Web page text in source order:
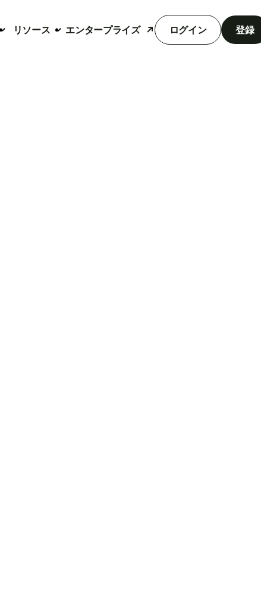
リソース エンタープライズ ログイン 登録